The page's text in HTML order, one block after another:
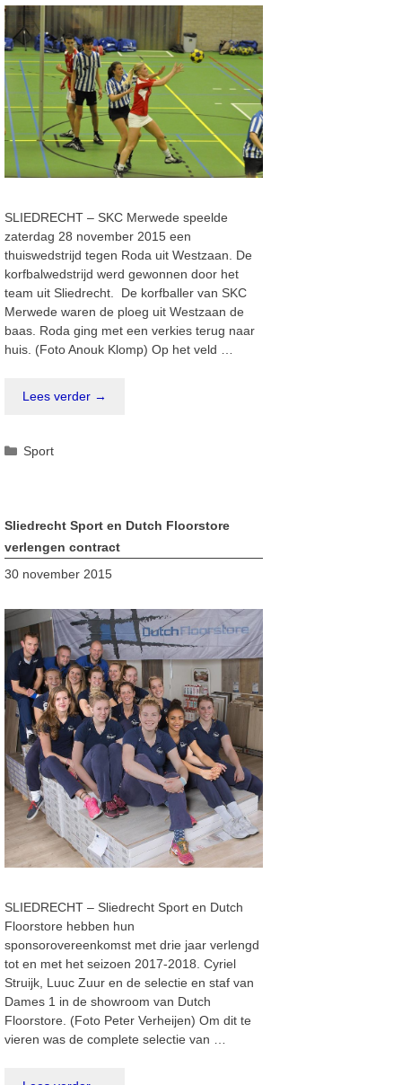
SLIEDRECHT – SKC Merwede speelde
zaterdag 28 november 2015 een
thuiswedstrijd tegen Roda uit Westzaan. De
korfbalwedstrijd werd gewonnen door het
team uit Sliedrecht. De korfballer van SKC
Merwede waren de ploeg uit Westzaan de
baas. Roda ging met een verkies terug naar
huis. (Foto Anouk Klomp) Op het veld …
Lees verder →
Categorieën
Sport
Sliedrecht Sport en Dutch Floorstore
verlengen contract
30 november 2015
SLIEDRECHT – Sliedrecht Sport en Dutch
Floorstore hebben hun
sponsorovereenkomst met drie jaar verlengd
tot en met het seizoen 2017-2018. Cyriel
Struijk, Luuc Zuur en de selectie en staf van
Dames 1 in de showroom van Dutch
Floorstore. (Foto Peter Verheijen) Om dit te
vieren was de complete selectie van …